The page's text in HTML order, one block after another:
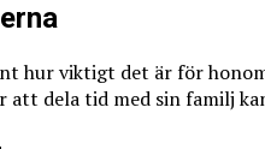
hur viktigt det är för
att dela tid med sin familj